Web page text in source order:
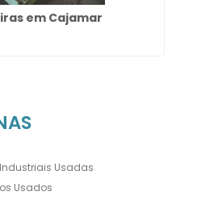
em Cajamar
Usadas
Usados